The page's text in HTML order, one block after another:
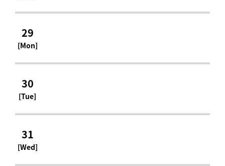
29
[Mon]
30
[Tue]
31
[Wed]